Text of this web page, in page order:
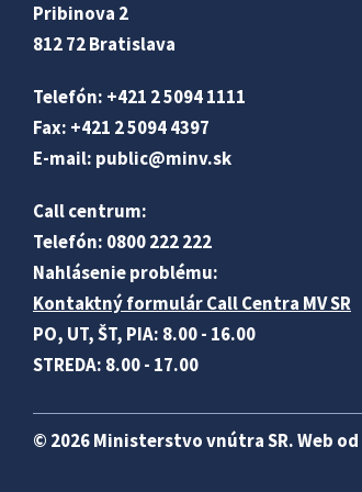
Pribinova 2
812 72 Bratislava
Telefón: +421 2 5094 1111
Fax: +421 2 5094 4397
E-mail: public@minv.sk
Call centrum:
Telefón: 0800 222 222
Nahlásenie problému:
Kontaktný formulár Call Centra MV SR
PO, UT, ŠT, PIA: 8.00 - 16.00
STREDA: 8.00 - 17.00
© 2026 Ministerstvo vnútra SR. Web od